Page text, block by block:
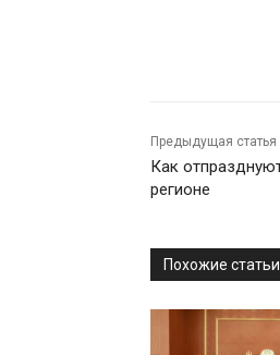
Предыдущая статья
Как
регионе
Похожие статьи